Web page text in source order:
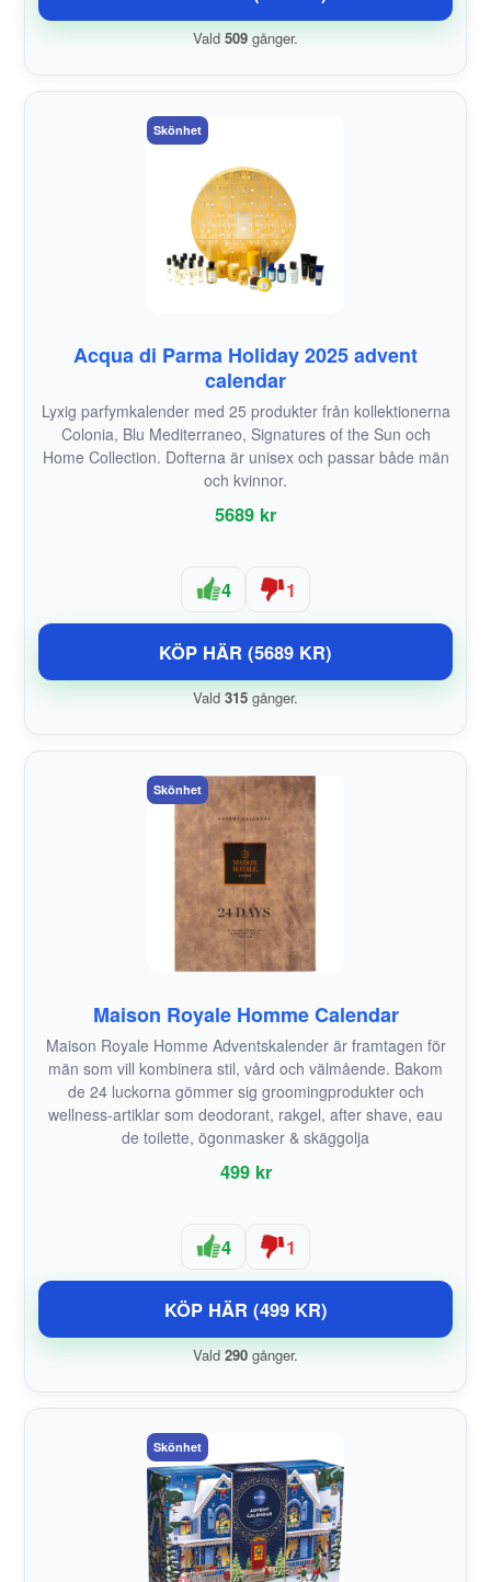
Vald 509 gånger.
Skönhet
Acqua di Parma Holiday 2025 advent
calendar
Lyxig parfymkalender med 25 produkter från kollektionerna
Colonia, Blu Mediterraneo, Signatures of the Sun och
Home Collection. Dofterna är unisex och passar både män
och kvinnor.
5689 kr
4 1
KÖP HÄR (5689 KR)
Vald 315 gånger.
Skönhet
Maison Royale Homme Calendar
Maison Royale Homme Adventskalender är framtagen för
män som vill kombinera stil, vård och välmående. Bakom
de 24 luckorna gömmer sig groomingprodukter och
wellness-artiklar som deodorant, rakgel, after shave, eau
de toilette, ögonmasker & skäggolja
499 kr
4 1
KÖP HÄR (499 KR)
Vald 290 gånger.
Skönhet